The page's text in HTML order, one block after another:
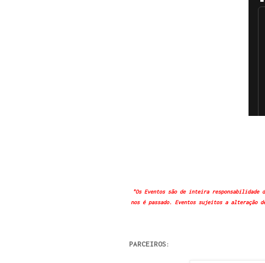
"Os Eventos são de inteira
nos é passado. Eventos sujeitos a alteração
PARCEIROS: